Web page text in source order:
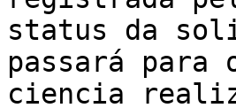
status da
passará para
ciencia